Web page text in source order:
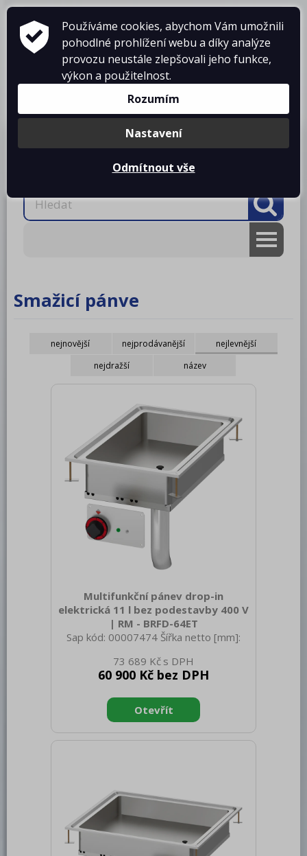
Košík je prázdný
O firmě
Projekty kuchyní
Ke stažení
RM gastro
RM LOTUS 700
RM LOTUS 900
Pizza program
Konvektomaty
Chlazení
Mycí program
Drop In - Monoblok
Bufety, drop-in, vitríny, výdejní vany a
vodní lázně
REDFOX 600
REDFOX 700
Volně stojící moduly
Nerezový program
Stolní zařízení
Smažicí pánve
nejnovější nejprodávanější
nejlevnější
nejdražší
název
Multifunkční pánev drop-in
elektrická 11 l bez podestavby 400 V
| RM - BRFD-64ET
Sap kód: 00007474 Šířka netto [mm]:
netto [mm]: 280 Hmotnost netto [kg]:
20.00 Šířka brutto [mm]: 430 Hloubka
470 Hmotnost brutto [kg]: 28.00 Typ
spotřebiče: Elektrické zařízení
Konstruční typ zařízení: Drop-in Příkon
chodu a nahřátí Objem vany [l]: 11
Rozměr vany [mm x mm x mm]: 300 x
73 689 Kč
60 900 Kč bez DPH
Používáme cookies, abychom Vám umožnili
pohodlné prohlížení webu a díky analýze
provozu neustále zlepšovali jeho funkce,
výkon a použitelnost.
Rozumím
Nastavení
Odmítnout vše